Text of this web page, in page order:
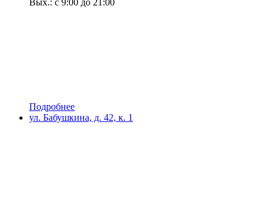
Вых.: с 9:00 до 21:00
Подробнее
ул. Бабушкина, д. 42, к. 1